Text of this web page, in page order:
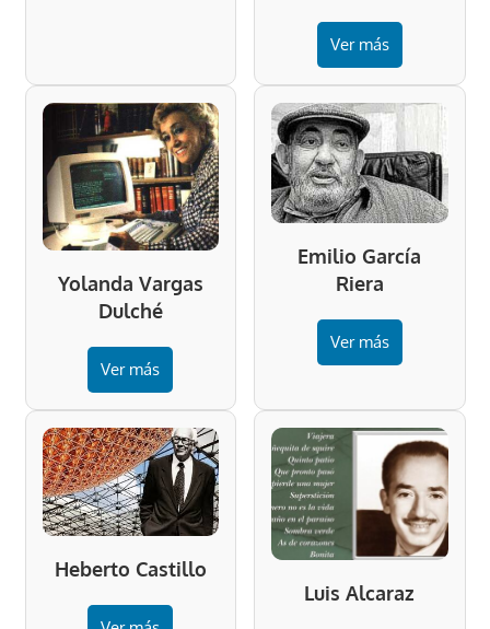
Ver más
Yolanda Vargas
Dulché
Ver más
Emilio García
Riera
Ver más
Heberto Castillo
Luis Alcaraz